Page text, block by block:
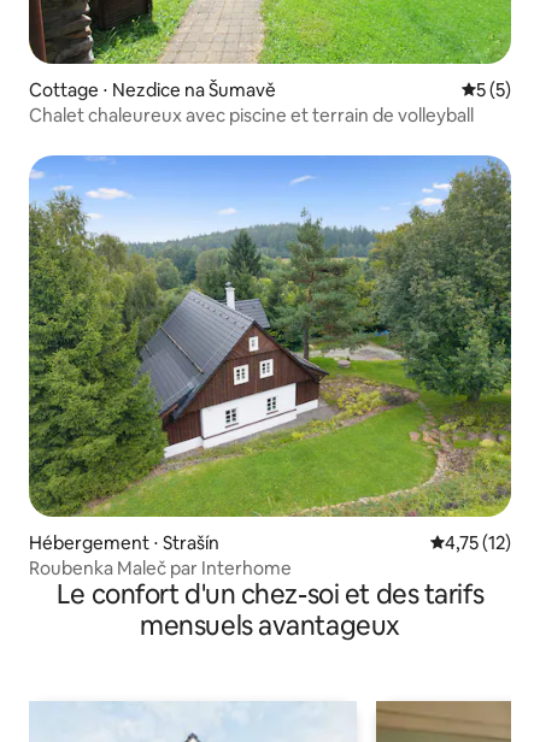
Cottage ⋅ Nezdice na Šumavě
5 (5)
Chalet chaleureux avec piscine et terrain de volleyball
Hébergement ⋅ Strašín Évaluation
4,75 (12)
Roubenka Maleč par Interhome
Le confort d'un chez-soi et des tarifs
mensuels avantageux